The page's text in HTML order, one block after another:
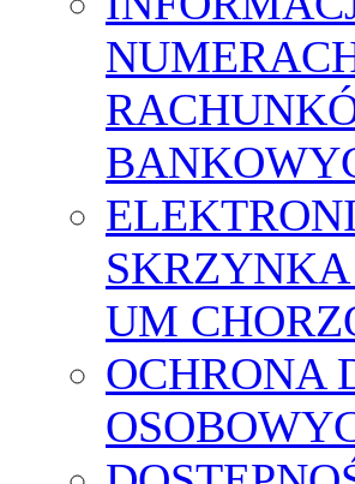
UM
OCHRONA